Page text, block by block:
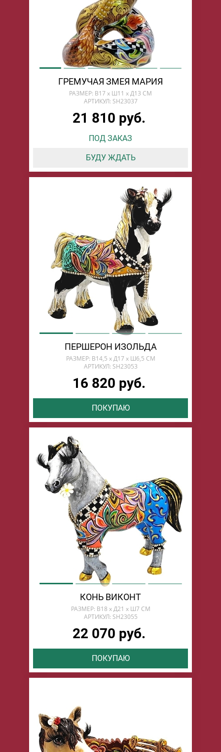
ГРЕМУЧАЯ ЗМЕЯ МАРИЯ
РАЗМЕР: В17 х Ш11 х Д13 СМ
АРТИКУЛ: SH23037
21 810 руб.
ПОД ЗАКАЗ
БУДУ ЖДАТЬ
ПЕРШЕРОН ИЗОЛЬДА
РАЗМЕР: В14,5 х Д17 х Ш6,5 СМ
АРТИКУЛ: SH23053
16 820 руб.
ПОКУПАЮ
КОНЬ ВИКОНТ
РАЗМЕР: В18 х Д21 х Ш7 СМ
АРТИКУЛ: SH23055
22 070 руб.
ПОКУПАЮ